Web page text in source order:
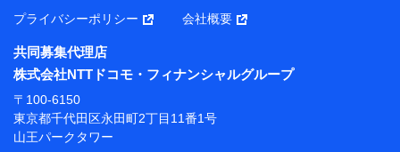
携会社の保険その他に関する情報を提供するため、また
維持管理等の委託業務遂行のため、またそれらに付帯、
関連する当社または株式会社NTTドコモ・フィナンシャ
ルグループおよび提携会社のサービスを案内、提供する
ため
（各サービスで取得したサービス利用履歴、ウェブサイ
トの閲覧履歴、購買履歴、ご契約内容等のパーソナルデ
ータを分析して、お客さまの趣味・嗜好・傾向に応じた
プライバシーポリシー 会社概要
共同募集代理店
株式会社NTTドコモ・フィナンシャルグループ
〒100-6150
東京都千代田区永田町2丁目11番1号
山王パークタワー